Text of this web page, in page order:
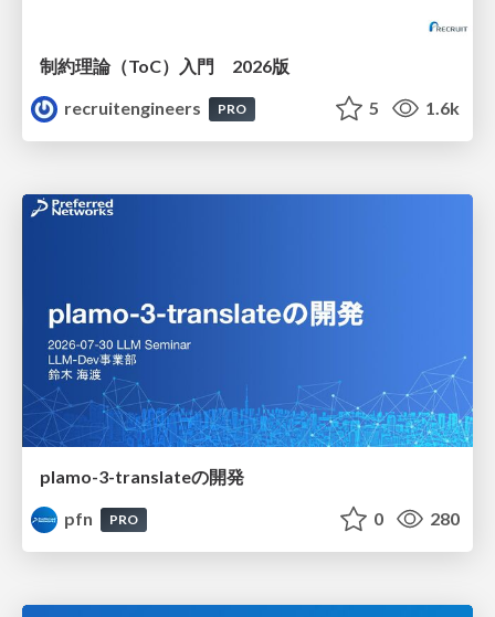
制約理論（ToC）入門 2026版
recruitengineers
PRO 5 1.6k
plamo-3-translateの開発
pfn
PRO 0 280